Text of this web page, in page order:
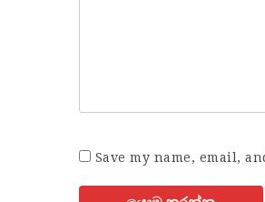
Save my name, email,